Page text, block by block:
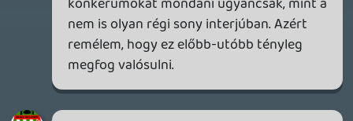
mert a clear sky sem egyhamar kerül box-
ra, aminél egy igencsak erős hangulatú
játékról maradnak le a dobozosok.
Alwares 2008.10.24 12:08:38
dreampage 2008.10.24 12:59:45 #0lfkj